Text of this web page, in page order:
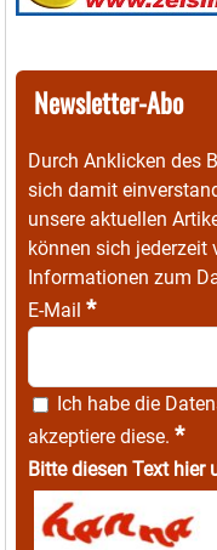
Newsletter-Abo
Durch Anklicken des
sich damit
unsere aktuellen
können sich jederzeit
Informationen zum
E-Mail *
Ich habe die
akzeptiere diese. *
Bitte diesen Text hier